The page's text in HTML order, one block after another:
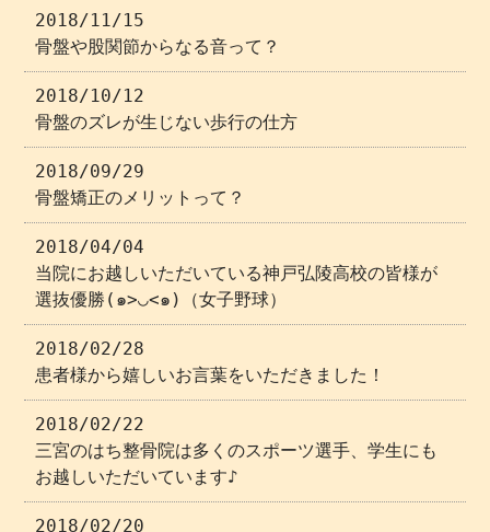
2018/11/15
骨盤や股関節からなる音って？
2018/10/12
骨盤のズレが生じない歩行の仕方
2018/09/29
骨盤矯正のメリットって？
2018/04/04
当院にお越しいただいている神戸弘陵高校の皆様が
選抜優勝(๑>◡<๑)（女子野球）
2018/02/28
患者様から嬉しいお言葉をいただきました！
2018/02/22
三宮のはち整骨院は多くのスポーツ選手、学生にも
お越しいただいています♪
2018/02/20